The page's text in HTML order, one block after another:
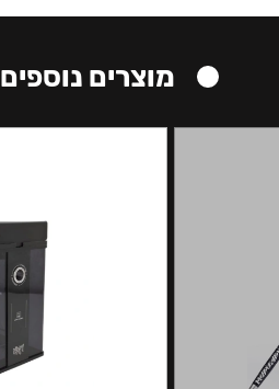
מוצרים נוספים